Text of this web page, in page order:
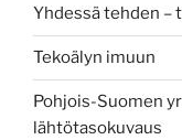
Yhdessä tehden
Tekoälyn imuun
Pohjois-Suomen
lähtötasokuvaus